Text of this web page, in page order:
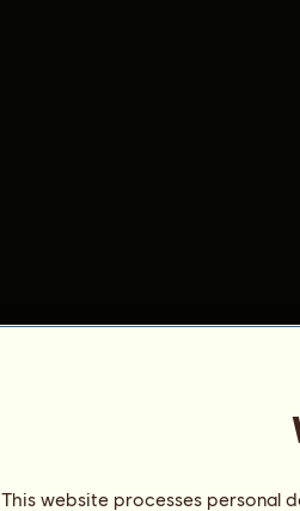
This website processes personal